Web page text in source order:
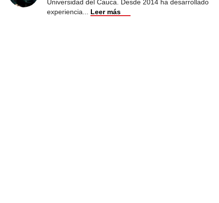
Universidad del Cauca. Desde 2014 ha desarrollado
experiencia
Leer más